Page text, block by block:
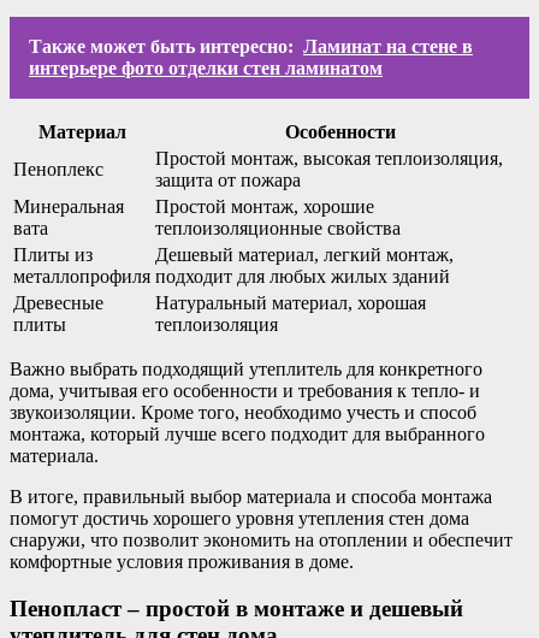
Также может быть интересно: Ламинат на стене в
интерьере фото отделки стен ламинатом
Материал
Особенности
Пеноплекс
Простой монтаж, высокая теплоизоляция,
защита от пожара
Минеральная
вата
Простой монтаж, хорошие
теплоизоляционные свойства
Плиты из
металлопрофиля
Дешевый материал, легкий монтаж,
подходит для любых жилых зданий
Древесные
плиты
Натуральный материал, хорошая
теплоизоляция
Важно выбрать подходящий утеплитель для конкретного
дома, учитывая его особенности и требования к тепло- и
звукоизоляции. Кроме того, необходимо учесть и способ
монтажа, который лучше всего подходит для выбранного
материала.
В итоге, правильный выбор материала и способа монтажа
помогут достичь хорошего уровня утепления стен дома
снаружи, что позволит экономить на отоплении и обеспечит
комфортные условия проживания в доме.
Пенопласт – простой в монтаже и дешевый